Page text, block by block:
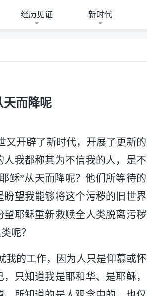
经历见证 新时代
而降呢
开辟了新时代，开展了更新的
我都称其为不信我的人，是不
稣”从天而降呢？他们所等待的
望我能够将这个污秽的旧世界
耶稣重新救赎全人类脱离污秽
呢？
的工作，因为人只是仰慕或怀
只知道我是耶和华、是耶稣，